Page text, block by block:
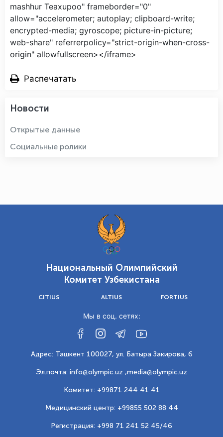
mashhur Teaxupoo" frameborder="0"
allow="accelerometer; autoplay; clipboard-write;
encrypted-media; gyroscope; picture-in-picture;
web-share" referrerpolicy="strict-origin-when-cross-
origin" allowfullscreen></iframe>
Распечатать
Новости
Открытые данные
Социальные ролики
Национальный Олимпийский
Комитет Узбекистана
CITIUS ALTIUS FORTIUS
Мы в соц. сетях:
Адрес: Ташкент 100027, ул. Батыра Закирова, 6
Эл.почта: info@olympic.uz ,media@olympic.uz
Комитет: +99871 244 41 41
Медицинский центр: +99855 502 88 44
Регистрация: +998 71 241 52 45/46